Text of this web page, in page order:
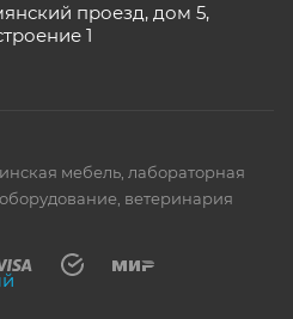
проезд, дом 5,
1
мебель, лабораторная
ветеринария